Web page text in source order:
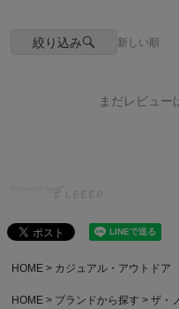
絞り込み 新しい順
まだレビュー
HOME カジュアル・アウトドア
HOME ブランドから探す ザ・